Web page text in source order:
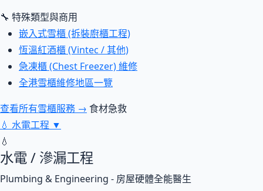
🔧 特殊類型與商用
嵌入式雪櫃 (拆裝廚櫃工程)
恆溫紅酒櫃 (Vintec / 其他)
急凍櫃 (Chest Freezer) 維修
全港雪櫃維修地區一覽
查看所有雪櫃服務 → 食材急救
💧 水電工程 ▼
💧
水電 / 滲漏工程
Plumbing & Engineering - 房屋硬體全能醫生